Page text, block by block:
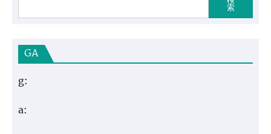
索
GA
g:
a: